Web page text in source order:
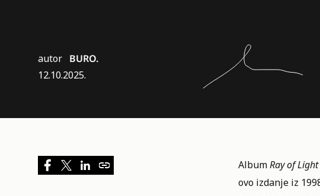
autor BURO.
12.10.2025.
AlbumRay of Light
ovo izdanje iz